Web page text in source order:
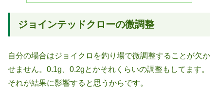
ジョインテッドクローの微調整
自分の場合はジョイクロを釣り場で微調整することが欠か
せません。0.1g、0.2gとかそれくらいの調整もしてます。
それが結果に影響すると思うからです。